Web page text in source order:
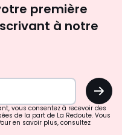
première
à notre
OK
vous consentez à recevoir des
de la part de La Redoute. Vous
en savoir plus, consultez